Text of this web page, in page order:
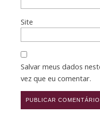
Site
Salvar meus dados
vez que eu comentar.